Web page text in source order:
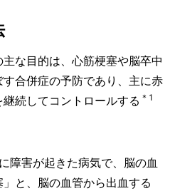
な目的は、心筋梗塞や脳卒中
合併症の予防であり、主に赤
続してコントロールする ＊1
障害が起きた病気で、脳の血
と、脳の血管から出血する